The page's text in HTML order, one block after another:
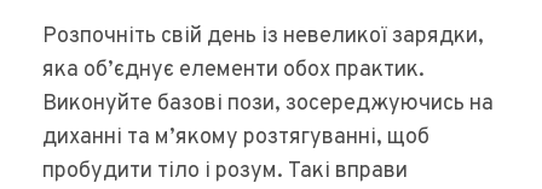
Розпочніть свій день із невеликої зарядки,
яка об’єднує елементи обох практик.
Виконуйте базові пози, зосереджуючись на
диханні та м’якому розтягуванні, щоб
пробудити тіло і розум. Такі вправи